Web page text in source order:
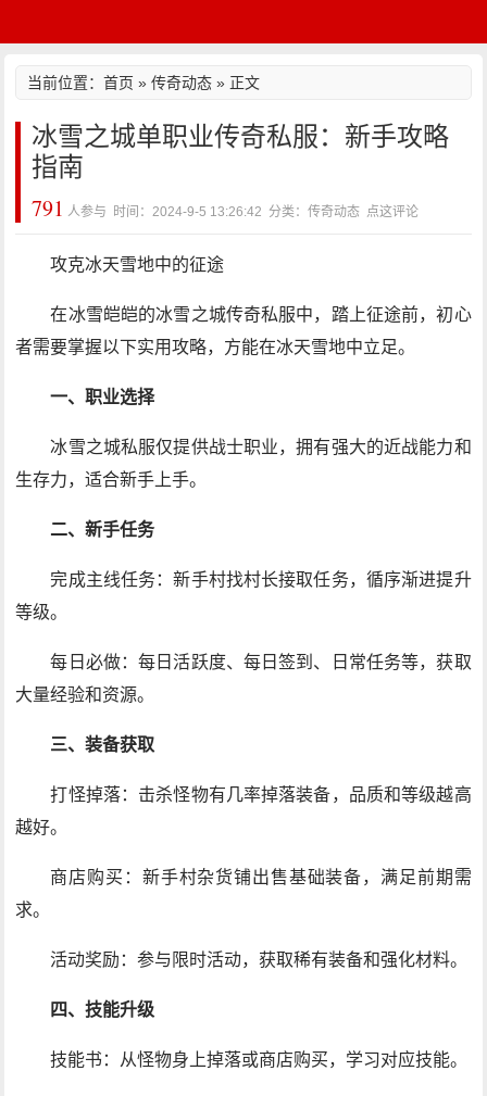
当前位置：首页 »传奇动态 » 正文
冰雪之城单职业传奇私服：新手攻略
指南
791 人参与 时间：2024-9-5 13:26:42 分类：传奇动态 点这评论
攻克冰天雪地中的征途
在冰雪皑皑的冰雪之城传奇私服中，踏上征途前，初心
者需要掌握以下实用攻略，方能在冰天雪地中立足。
一、职业选择
冰雪之城私服仅提供战士职业，拥有强大的近战能力和
生存力，适合新手上手。
二、新手任务
完成主线任务：新手村找村长接取任务，循序渐进提升
等级。
每日必做：每日活跃度、每日签到、日常任务等，获取
大量经验和资源。
三、装备获取
打怪掉落：击杀怪物有几率掉落装备，品质和等级越高
越好。
商店购买：新手村杂货铺出售基础装备，满足前期需
求。
活动奖励：参与限时活动，获取稀有装备和强化材料。
四、技能升级
技能书：从怪物身上掉落或商店购买，学习对应技能。